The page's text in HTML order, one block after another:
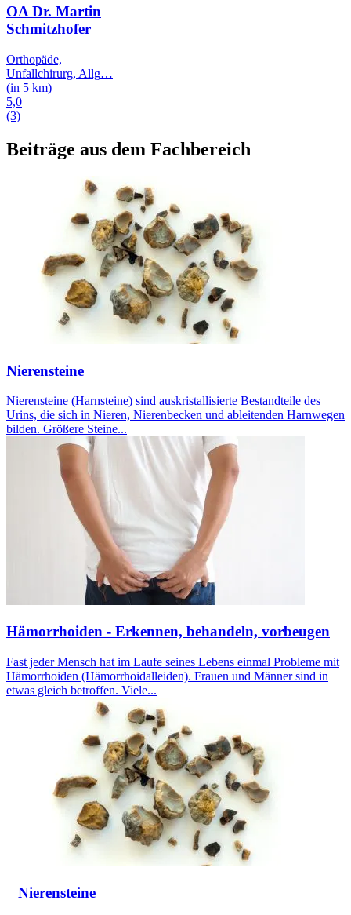
OA Dr. Martin
Schmitzhofer
Orthopäde,
Unfallchirurg, Allg…
(in 5 km)
5,0
(3)
Beiträge aus dem Fachbereich
Nierensteine
Nierensteine (Harnsteine) sind auskristallisierte Bestandteile des
Urins, die sich in Nieren, Nierenbecken und ableitenden Harnwegen
bilden. Größere Steine...
Hämorrhoiden - Erkennen, behandeln, vorbeugen
Fast jeder Mensch hat im Laufe seines Lebens einmal Probleme mit
Hämorrhoiden (Hämorrhoidalleiden). Frauen und Männer sind in
etwas gleich betroffen. Viele...
Nierensteine